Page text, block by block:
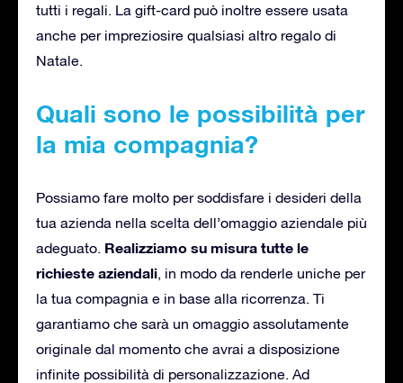
tutti i regali. La gift-card può inoltre essere usata
anche per impreziosire qualsiasi altro regalo di
Natale.
Quali sono le possibilità per
la mia compagnia?
Possiamo fare molto per soddisfare i desideri della
tua azienda nella scelta dell’omaggio aziendale più
adeguato. Realizziamo su misura tutte le
richieste aziendali, in modo da renderle uniche per
la tua compagnia e in base alla ricorrenza. Ti
garantiamo che sarà un omaggio assolutamente
originale dal momento che avrai a disposizione
infinite possibilità di personalizzazione. Ad